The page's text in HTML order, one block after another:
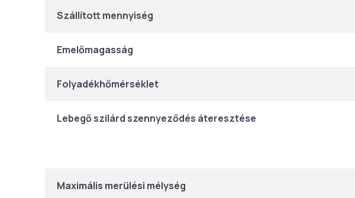
Szállított mennyiség
Emelőmagasság
Folyadékhőmérséklet
Lebegő szilárd szennyeződés áteresztése
Maximális merülési mélység